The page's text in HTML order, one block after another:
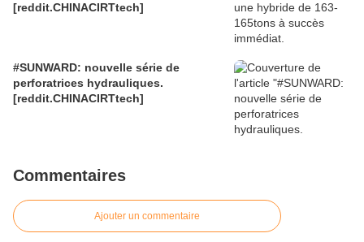
[reddit.CHINACIRTtech]
#SUNWARD: nouvelle série de
perforatrices hydrauliques.
[reddit.CHINACIRTtech]
Commentaires
Ajouter un commentaire